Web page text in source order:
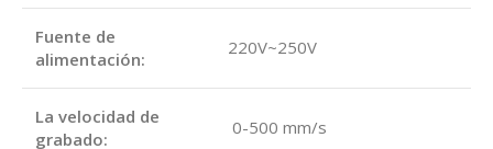
Fuente de
alimentación:
220V~250V
La velocidad de
grabado:
0-500 mm/s